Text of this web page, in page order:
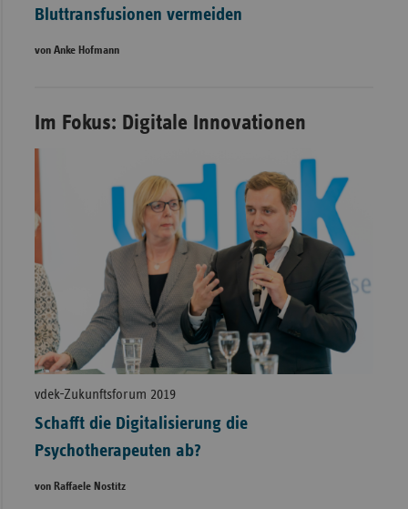
Bluttransfusionen vermeiden
von Anke Hofmann
Im Fokus: Digitale Innovationen
vdek-Zukunftsforum 2019
Schafft die Digitalisierung die
Psychotherapeuten ab?
von Raffaele Nostitz